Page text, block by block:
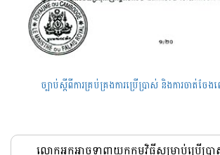
ច្បាប់ស្តីពីការគ្រប់គ្រងការប្រើប្រាស់ និងការចាត់ចែងល
លោកអ្នកអាចទាញយកកម្មវិធីសម្រាប់ប្រើប្រ